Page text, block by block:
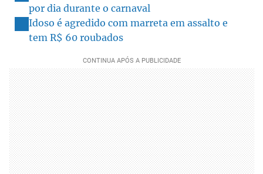
por dia durante o carnaval
Idoso é agredido com marreta em assalto e
tem R$ 60 roubados